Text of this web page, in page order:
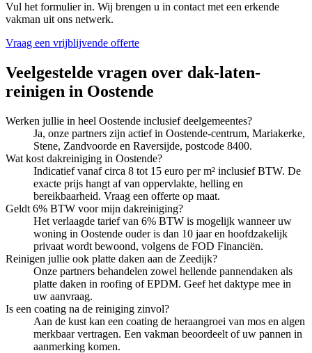
Vul het formulier in. Wij brengen u in contact met een erkende
vakman uit ons netwerk.
Vraag een vrijblijvende offerte
Veelgestelde vragen over dak-laten-
reinigen in Oostende
Werken jullie in heel Oostende inclusief deelgemeentes?
Ja, onze partners zijn actief in Oostende-centrum, Mariakerke,
Stene, Zandvoorde en Raversijde, postcode 8400.
Wat kost dakreiniging in Oostende?
Indicatief vanaf circa 8 tot 15 euro per m² inclusief BTW. De
exacte prijs hangt af van oppervlakte, helling en
bereikbaarheid. Vraag een offerte op maat.
Geldt 6% BTW voor mijn dakreiniging?
Het verlaagde tarief van 6% BTW is mogelijk wanneer uw
woning in Oostende ouder is dan 10 jaar en hoofdzakelijk
privaat wordt bewoond, volgens de FOD Financiën.
Reinigen jullie ook platte daken aan de Zeedijk?
Onze partners behandelen zowel hellende pannendaken als
platte daken in roofing of EPDM. Geef het daktype mee in
uw aanvraag.
Is een coating na de reiniging zinvol?
Aan de kust kan een coating de heraangroei van mos en algen
merkbaar vertragen. Een vakman beoordeelt of uw pannen in
aanmerking komen.